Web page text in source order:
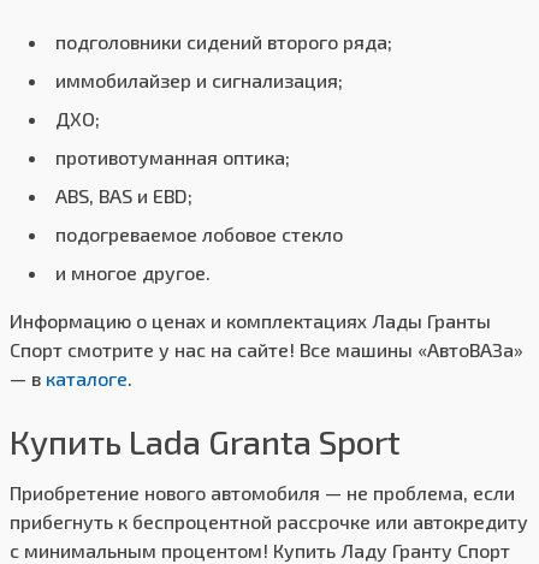
подголовники сидений второго ряда;
иммобилайзер и сигнализация;
ДХО;
противотуманная оптика;
ABS, BAS и EBD;
подогреваемое лобовое стекло
и многое другое.
Информацию о ценах и комплектациях Лады Гранты
Спорт смотрите у нас на сайте! Все машины «АвтоВАЗа»
— в каталоге.
Купить Lada Granta Sport
Приобретение нового автомобиля — не проблема, если
прибегнуть к беспроцентной рассрочке или автокредиту
с минимальным процентом! Купить Ладу Гранту Спорт